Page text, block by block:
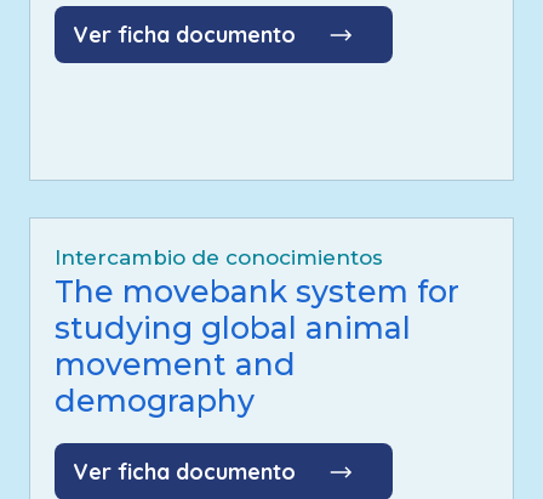
Ver ficha documento
Intercambio de conocimientos
The movebank system for
studying global animal
movement and
demography
Ver ficha documento